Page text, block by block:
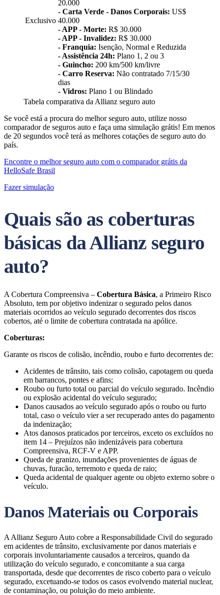
Exclusivo
20.000
- Carta Verde - Danos Corporais: US$
40.000
- APP - Morte: R$ 30.000
- APP - Invalidez: R$ 30.000
- Franquia: Isenção, Normal e Reduzida
- Assistência 24h: Plano 1, 2 ou 3
- Guincho: 200 km/500 km/livre
- Carro Reserva: Não contratado 7/15/30
dias
- Vidros: Plano 1 ou Blindado
Tabela comparativa da Allianz seguro auto
Se você está a procura do melhor seguro auto, utilize nosso
comparador de seguros auto e faça uma simulação grátis! Em menos
de 20 segundos você terá as melhores cotações de seguro auto do
país.
Encontre o melhor seguro auto com o comparador grátis da
HelloSafe Brasil
Fazer simulação
Quais são as coberturas
básicas da Allianz seguro
auto?
A Cobertura Compreensiva – Cobertura Básica, a Primeiro Risco
Absoluto, tem por objetivo indenizar o segurado pelos danos
materiais ocorridos ao veículo segurado decorrentes dos riscos
cobertos, até o limite de cobertura contratada na apólice.
Coberturas:
Garante os riscos de colisão, incêndio, roubo e furto decorrentes de:
Acidentes de trânsito, tais como colisão, capotagem ou queda
em barrancos, pontes e afins;
Roubo ou furto total ou parcial do veículo segurado. Incêndio
ou explosão acidental do veículo segurado;
Danos causados ao veículo segurado após o roubo ou furto
total, caso o veículo vier a ser recuperado antes do pagamento
da indenização;
Atos danosos praticados por terceiros, exceto os excluídos no
item 14 – Prejuízos não indenizáveis para cobertura
Compreensiva, RCF-V e APP.
Queda de granizo, inundações provenientes de águas de
chuvas, furacão, terremoto e queda de raio;
Queda acidental de qualquer agente ou objeto externo sobre o
veículo.
Danos Materiais ou Corporais
A Allianz Seguro Auto cobre a Responsabilidade Civil do segurado
em acidentes de trânsito, exclusivamente por danos materiais e
corporais involuntariamente causados a terceiros, quando da
utilização do veículo segurado, e concomitante a sua carga
transportada, desde que decorrentes de risco coberto para o veículo
segurado, excetuando-se todos os casos evolvendo material nuclear,
de contaminação, ou poluição do meio ambiente.